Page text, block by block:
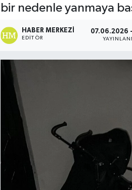
bir nedenle yanmaya
HABER MERKEZI
EDITÖR
07.06.2026